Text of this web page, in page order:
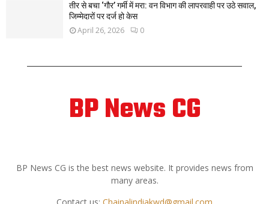
तीर से बचा ‘गौर’ गर्मी में मरा: वन विभाग की लापरवाही पर उठे सवाल,
जिम्मेदारों पर दर्ज हो केस
April 26, 2026 0
BP News CG
BP News CG is the best news website. It provides news from
many areas.
Contact us: Chainalindiakwd@gmail.com